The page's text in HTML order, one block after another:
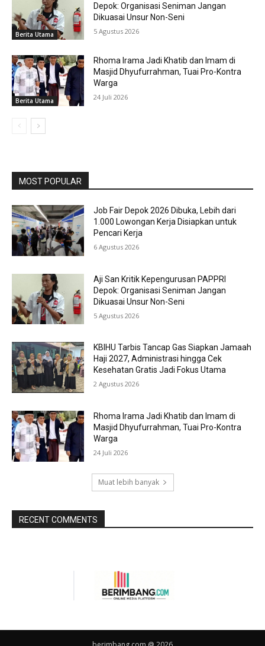
Berita Utama
Depok: Organisasi Seniman Jangan
Dikuasai Unsur Non-Seni
5 Agustus 2026
Berita Utama
Rhoma Irama Jadi Khatib dan Imam di
Masjid Dhyufurrahman, Tuai Pro-Kontra
Warga
24 Juli 2026
MOST POPULAR
Job Fair Depok 2026 Dibuka, Lebih dari
1.000 Lowongan Kerja Disiapkan untuk
Pencari Kerja
6 Agustus 2026
Aji San Kritik Kepengurusan PAPPRI
Depok: Organisasi Seniman Jangan
Dikuasai Unsur Non-Seni
5 Agustus 2026
KBIHU Tarbis Tancap Gas Siapkan Jamaah
Haji 2027, Administrasi hingga Cek
Kesehatan Gratis Jadi Fokus Utama
2 Agustus 2026
Rhoma Irama Jadi Khatib dan Imam di
Masjid Dhyufurrahman, Tuai Pro-Kontra
Warga
24 Juli 2026
Muat lebih banyak
RECENT COMMENTS